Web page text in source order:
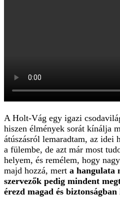
A Holt-Vág egy igazi
hiszen élmények sorát kínálja
átúszásról lemaradtam, az
a fülembe, de azt már most
helyem, és remélem, hogy
majd hozzá, mert a hangulata
szervezők pedig mindent
érezd magad és biztonságban